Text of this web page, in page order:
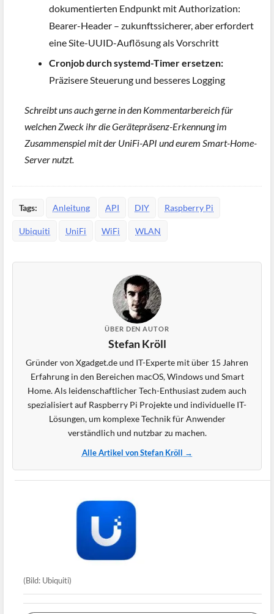
dokumentierten Endpunkt mit Authorization:
Bearer-Header – zukunftssicherer, aber erfordert
eine Site-UUID-Auflösung als Vorschritt
Cronjob durch systemd-Timer ersetzen:
Präzisere Steuerung und besseres Logging
Schreibt uns auch gerne in den Kommentarbereich für
welchen Zweck ihr die Gerätepräsenz-Erkennung im
Zusammenspiel mit der UniFi-API und eurem Smart-Home-
Server nutzt.
Tags: Anleitung API DIY Raspberry Pi
Ubiquiti UniFi WiFi WLAN
ÜBER DEN AUTOR
Stefan Kröll
Gründer von Xgadget.de und IT-Experte mit über 15 Jahren
Erfahrung in den Bereichen macOS, Windows und Smart
Home. Als leidenschaftlicher Tech-Enthusiast zudem auch
spezialisiert auf Raspberry Pi Projekte und individuelle IT-
Lösungen, um komplexe Technik für Anwender
verständlich und nutzbar zu machen.
Alle Artikel von Stefan Kröll →
(Bild: Ubiquiti)